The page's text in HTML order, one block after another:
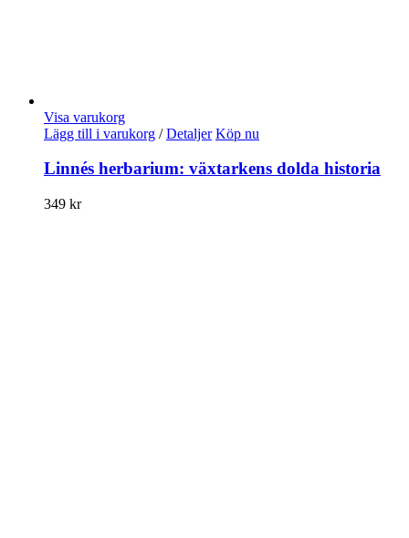
Visa varukorg
Lägg till i varukorg / Detaljer Köp nu
Linnés herbarium: växtarkens dolda historia
349 kr